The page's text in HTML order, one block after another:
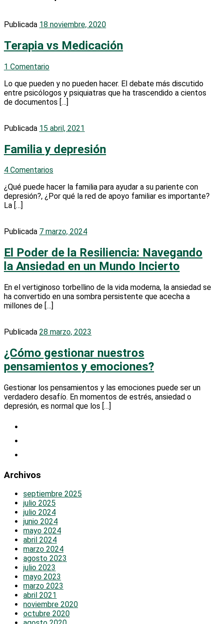
Publicada 18 noviembre, 2020
Terapia vs Medicación
1 Comentario
Lo que pueden y no pueden hacer. El debate más discutido
entre psicólogos y psiquiatras que ha trascendido a cientos
de documentos […]
Publicada 15 abril, 2021
Familia y depresión
4 Comentarios
¿Qué puede hacer la familia para ayudar a su pariente con
depresión?, ¿Por qué la red de apoyo familiar es importante?
La […]
Publicada 7 marzo, 2024
El Poder de la Resiliencia: Navegando
la Ansiedad en un Mundo Incierto
En el vertiginoso torbellino de la vida moderna, la ansiedad se
ha convertido en una sombra persistente que acecha a
millones de […]
Publicada 28 marzo, 2023
¿Cómo gestionar nuestros
pensamientos y emociones?
Gestionar los pensamientos y las emociones puede ser un
verdadero desafío. En momentos de estrés, ansiedad o
depresión, es normal que los […]
Archivos
septiembre 2025
julio 2025
julio 2024
junio 2024
mayo 2024
abril 2024
marzo 2024
agosto 2023
julio 2023
mayo 2023
marzo 2023
abril 2021
noviembre 2020
octubre 2020